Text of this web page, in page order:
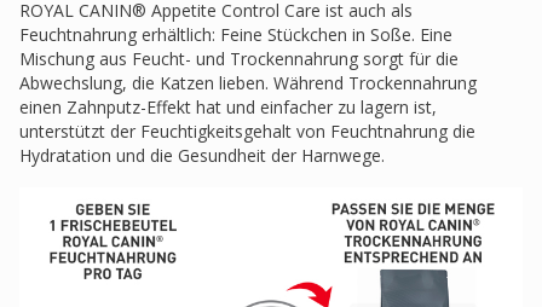
ROYAL CANIN® Appetite Control Care ist auch als
Feuchtnahrung erhältlich: Feine Stückchen in Soße. Eine
Mischung aus Feucht- und Trockennahrung sorgt für die
Abwechslung, die Katzen lieben. Während Trockennahrung
einen Zahnputz-Effekt hat und einfacher zu lagern ist,
unterstützt der Feuchtigkeitsgehalt von Feuchtnahrung die
Hydratation und die Gesundheit der Harnwege.